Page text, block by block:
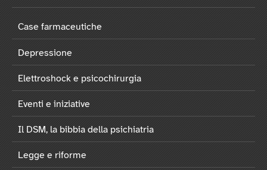
Case farmaceutiche
Depressione
Elettroshock e psicochirurgia
Eventi e iniziative
Il DSM, la bibbia della psichiatria
Legge e riforme